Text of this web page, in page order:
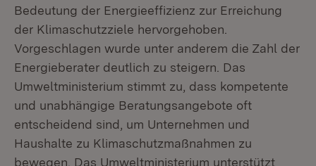
Bedeutung der Energieeffizienz zur Erreichung
der Klimaschutzziele hervorgehoben.
Vorgeschlagen wurde unter anderem die Zahl der
Energieberater deutlich zu steigern. Das
Umweltministerium stimmt zu, dass kompetente
und unabhängige Beratungsangebote oft
entscheidend sind, um Unternehmen und
Haushalte zu Klimaschutzmaßnahmen zu
bewegen. Das Umweltministerium unterstützt